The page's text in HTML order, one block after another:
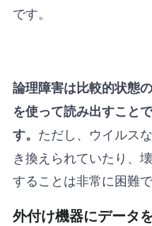
です。
論理障害は比較的状態
を使って読み出すこと
す。 ただし、ウイルス
き換えられていたり、
することは非常に困難で
外付け機器にデータ